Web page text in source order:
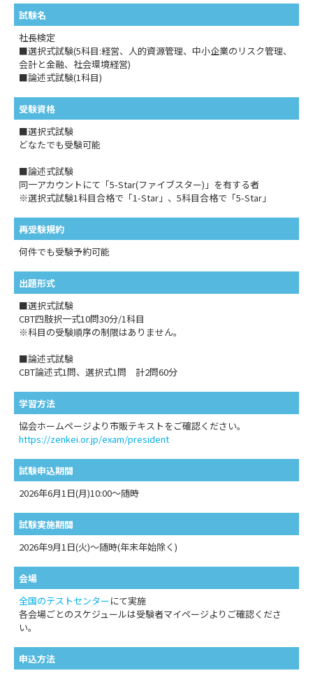
試験名
社長検定
■選択式試験(5科目:経営、人的資源管理、中小企業のリスク管理、
会計と金融、社会環境経営)
■論述式試験(1科目)
受験資格
■選択式試験
どなたでも受験可能
■論述式試験
同一アカウントにて「5-Star(ファイブスター)」を有する者
※選択式試験1科目合格で「1-Star」、5科目合格で「5-Star」
再受験規約
何件でも受験予約可能
出題形式
■選択式試験
CBT四肢択一式10問30分/1科目
※科目の受験順序の制限はありません。
■論述式試験
CBT論述式1問、選択式1問 計2問60分
学習方法
協会ホームページより市販テキストをご確認ください。
https://zenkei.or.jp/exam/president
試験申込期間
2026年6月1日(月)10:00～随時
試験実施期間
2026年9月1日(火)～随時(年末年始除く)
会場
全国のテストセンターにて実施
各会場ごとのスケジュールは受験者マイページよりご確認くださ
い。
申込方法